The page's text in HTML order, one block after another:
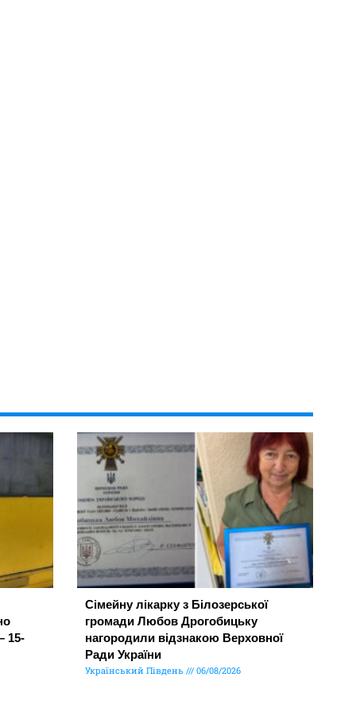
15-
Сімейну лікарку з Білозерської
громади Любов Дрогобицьку
нагородили відзнакою Верховної
Ради України
Український Південь 06/08/2026